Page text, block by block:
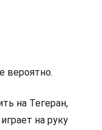
вероятно.
на Тегеран,
на руку